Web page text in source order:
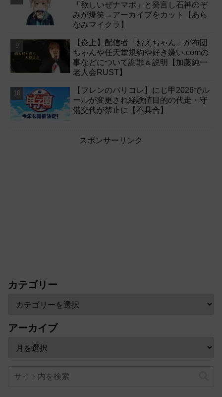
「欲しいぜナマポ」と発言し石神のぞ
みが爆笑→アーカイブをカット【あら
なみマイクラ】
【炎上】配信者「おえちゃん」が布団
ちゃんや任天堂規約や好き嫌い.comの
事などについて謝罪＆説明【加藤純一
老人会RUST】
【フレンのパリコレ】にじ甲2026でル
ールが変更され経験値目的の代走・守
備交代が禁止に【不具合】
スポンサーリンク
カテゴリー
アーカイブ